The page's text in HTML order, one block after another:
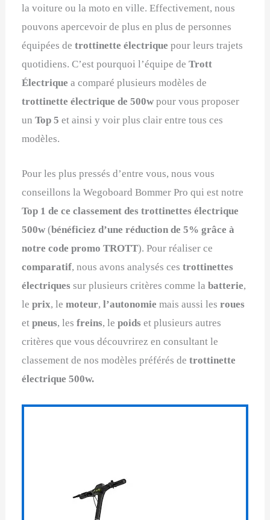
la voiture ou la moto en ville. Effectivement, nous
pouvons apercevoir de plus en plus de personnes
équipées detrottinette électrique pour leurs trajets
quotidiens. C’est pourquoi l’équipe deTrott
Électrique a comparé plusieurs modèles de
trottinette électrique de 500w pour vous proposer
unTop 5 et ainsi y voir plus clair entre tous ces
modèles.
Pour les plus pressés d’entre vous, nous vous
conseillons la Wegoboard Bommer Pro qui est notre
Top 1 de ce classement des trottinettes électrique
500w (bénéficiez d’une réduction de 5% grâce à
notre code promo TROTT). Pour réaliser ce
comparatif, nous avons analysés cestrottinettes
électriques sur plusieurs critères comme labatterie,
leprix, lemoteur,l’autonomie mais aussi lesroues
etpneus, lesfreins, lepoids et plusieurs autres
critères que vous découvrirez en consultant le
classement de nos modèles préférés detrottinette
électrique 500w.